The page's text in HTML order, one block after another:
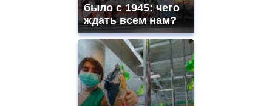
было с 1945: чего
ждать всем нам?